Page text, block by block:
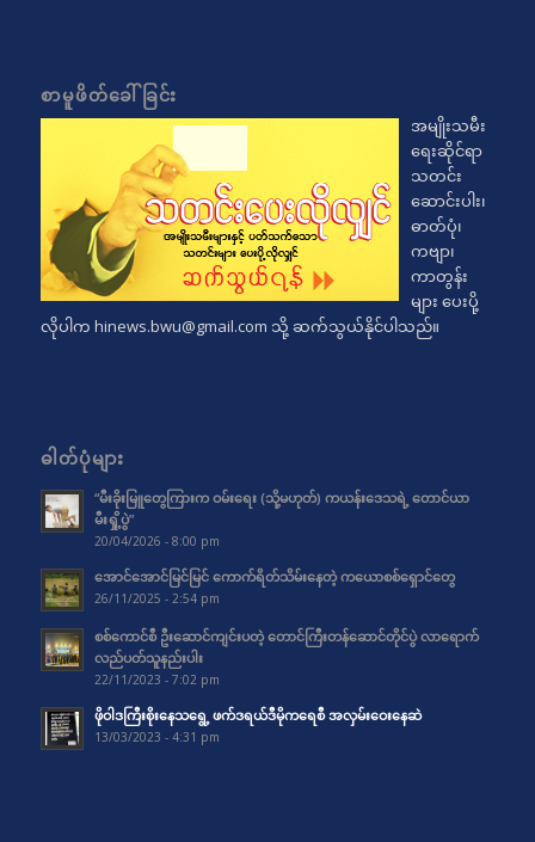
စာမူဖိတ်ခေါ်ခြင်း
အမျိုးသမီး
ရေးဆိုင်ရာ
သတင်း
ဆောင်းပါး၊
ဓာတ်ပုံ၊
ကဗျာ၊
ကာတွန်း
များ ပေးပို့
လိုပါက hinews.bwu@gmail.com သို့ ဆက်သွယ်နိုင်ပါသည်။
ဓါတ်ပုံများ
“မီးခိုးမြူတွေကြားက ဝမ်းရေး (သို့မဟုတ်) ကယန်းဒေသရဲ့ တောင်ယာ
မီးရှို့ပွဲ”
20/04/2026 - 8:00 pm
အောင်အောင်မြင်မြင် ကောက်ရိတ်သိမ်းနေတဲ့ ကယောစစ်ရှောင်တွေ
26/11/2025 - 2:54 pm
စစ်ကောင်စီ ဦးဆောင်ကျင်းပတဲ့ တောင်ကြီးတန်ဆောင်တိုင်ပွဲ လာရောက်
လည်ပတ်သူနည်းပါး
22/11/2023 - 7:02 pm
ဖိုဝါဒကြီးစိုးနေသရွေ့ ဖက်ဒရယ်ဒီမိုကရေစီ အလှမ်းဝေးနေဆဲ
13/03/2023 - 4:31 pm